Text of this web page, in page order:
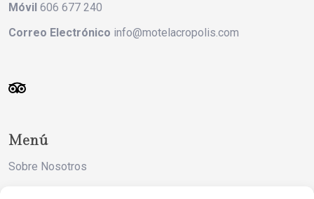
Móvil 606 677 240
Correo Electrónico info@motelacropolis.com
Menú
Sobre Nosotros